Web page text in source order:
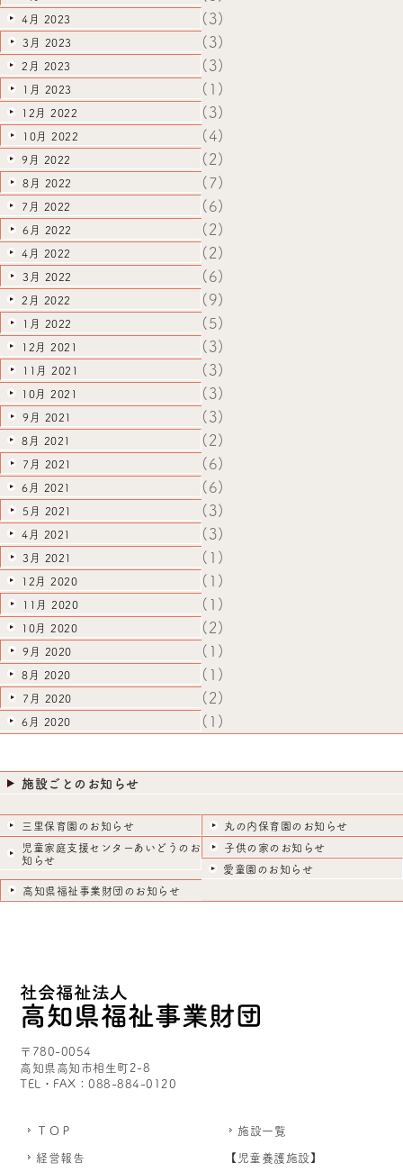
4月 2023 (3)
3月 2023 (3)
2月 2023 (3)
1月 2023 (1)
12月 2022 (3)
10月 2022 (4)
9月 2022 (2)
8月 2022 (7)
7月 2022 (6)
6月 2022 (2)
4月 2022 (2)
3月 2022 (6)
2月 2022 (9)
1月 2022 (5)
12月 2021 (3)
11月 2021 (3)
10月 2021 (3)
9月 2021 (3)
8月 2021 (2)
7月 2021 (6)
6月 2021 (6)
5月 2021 (3)
4月 2021 (3)
3月 2021 (1)
12月 2020 (1)
11月 2020 (1)
10月 2020 (2)
9月 2020 (1)
8月 2020 (1)
7月 2020 (2)
6月 2020 (1)
施設ごとのお知らせ
三里保育園のお知らせ
丸の内保育園のお知らせ
児童家庭支援センターあいどうのお
知らせ
子供の家のお知らせ
愛童園のお知らせ
高知県福祉事業財団のお知らせ
〒780-0054
高知県高知市相生町2-8
TEL・FAX：088-884-0120
ＴＯＰ
経営報告
施設一覧
【児童養護施設】